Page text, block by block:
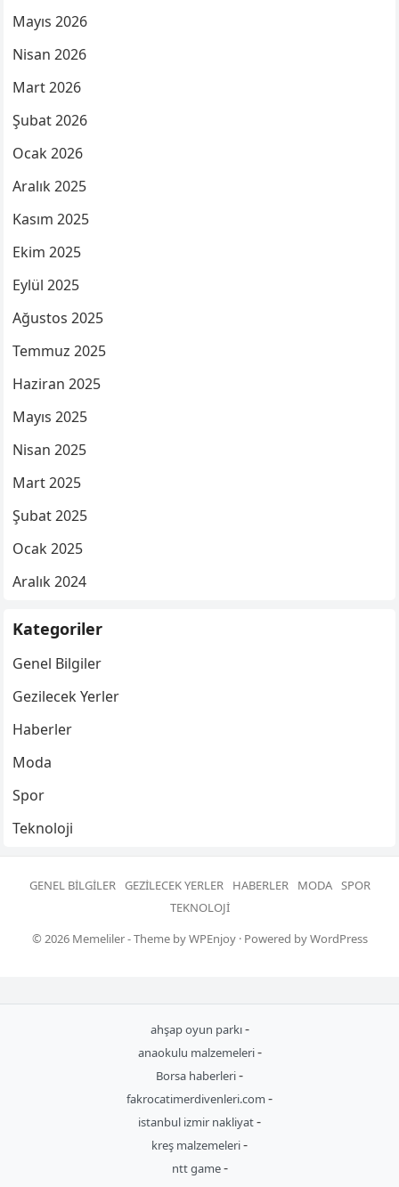
Mayıs 2026
Nisan 2026
Mart 2026
Şubat 2026
Ocak 2026
Aralık 2025
Kasım 2025
Ekim 2025
Eylül 2025
Ağustos 2025
Temmuz 2025
Haziran 2025
Mayıs 2025
Nisan 2025
Mart 2025
Şubat 2025
Ocak 2025
Aralık 2024
Kategoriler
Genel Bilgiler
Gezilecek Yerler
Haberler
Moda
Spor
Teknoloji
GENEL BILGILER GEZILECEK YERLER HABERLER MODA SPOR
TEKNOLOJI
© 2026 Memeliler- Theme byWPEnjoy· Powered byWordPress
ahşap oyun parkı-
anaokulu malzemeleri-
Borsa haberleri-
fakrocatimerdivenleri.com -
istanbul izmir nakliyat-
kreş malzemeleri-
ntt game-